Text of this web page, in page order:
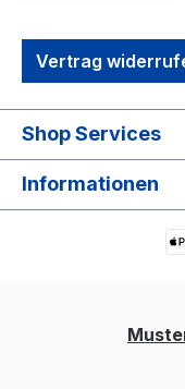
Vertrag
Shop Services
Informationen